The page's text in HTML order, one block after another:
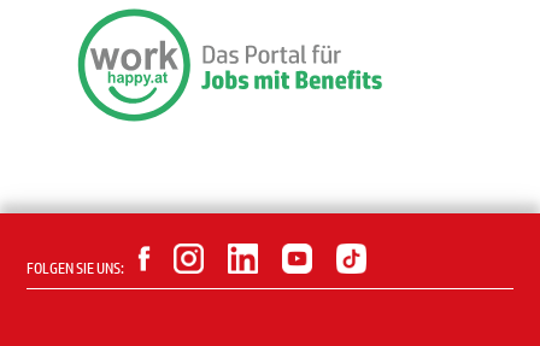
FOLGEN SIE UNS: